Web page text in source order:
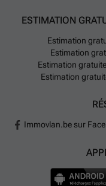
ESTIMATION
Estimation
Estimation
Estimation
Estimation
Immovlan.be sur